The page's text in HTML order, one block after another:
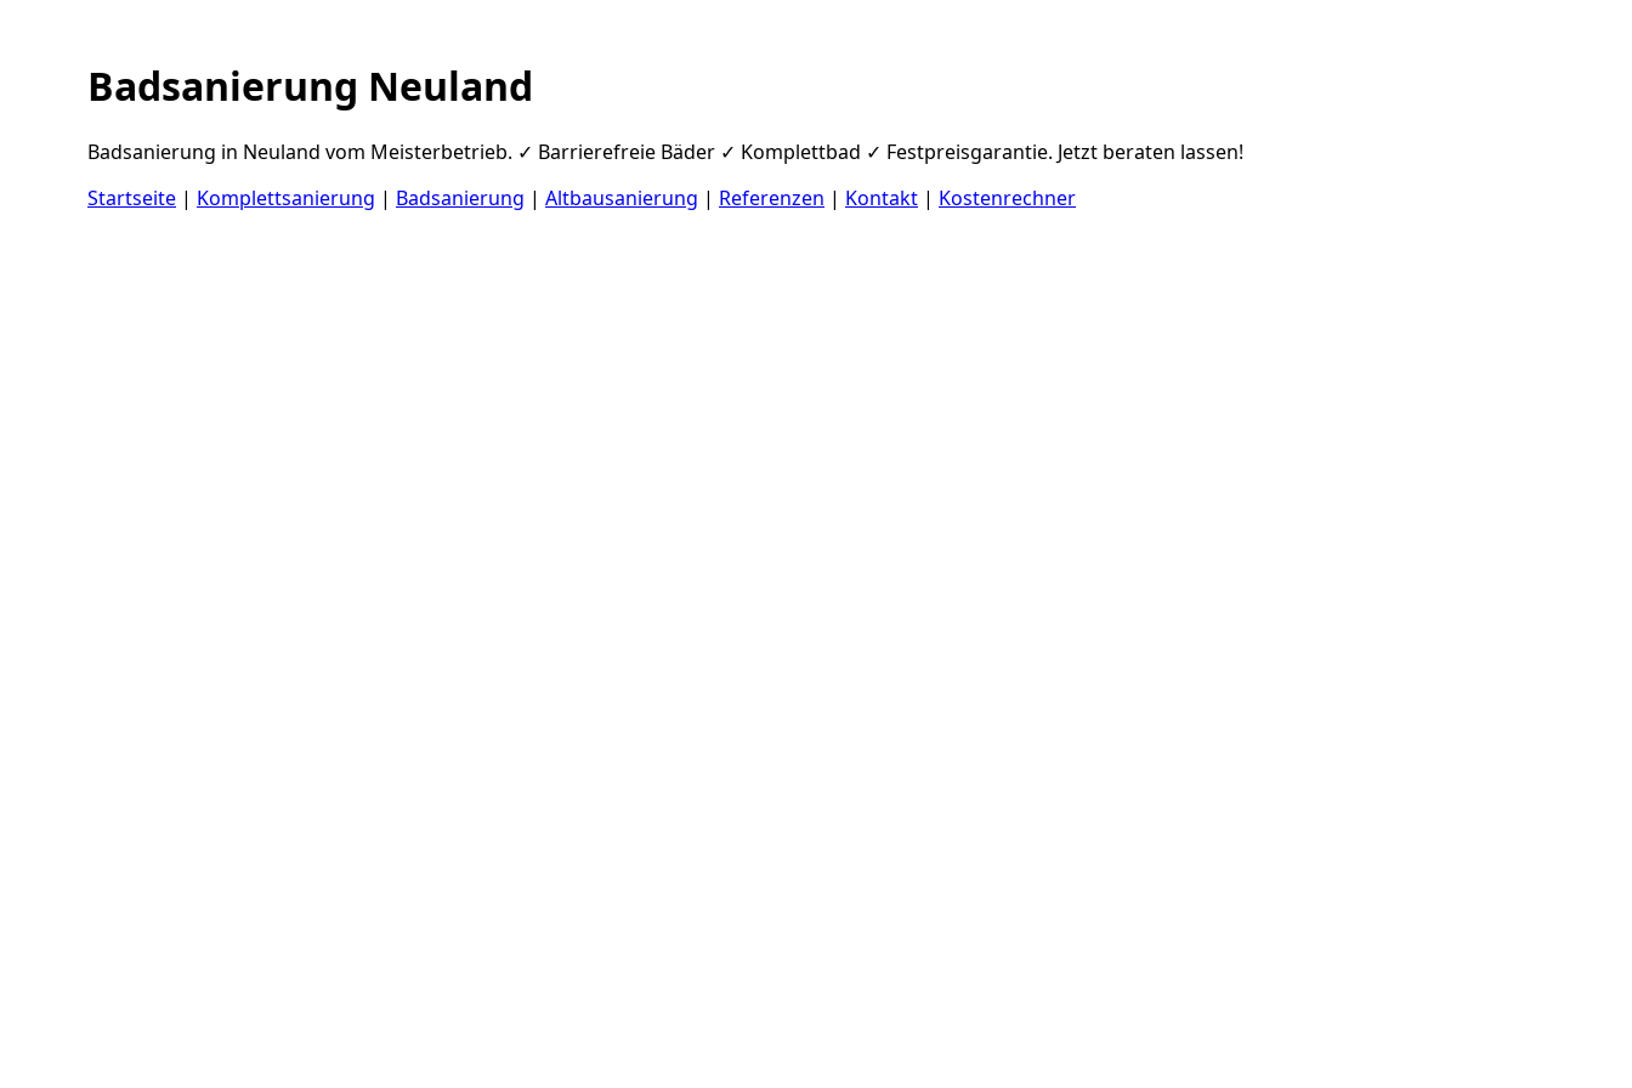
Badsanierung Neuland
Badsanierung in Neuland vom Meisterbetrieb. ✓ Barrierefreie Bäder ✓ Komplettbad ✓ Festpreisgarantie. Jetzt beraten lassen!
Startseite | Komplettsanierung | Badsanierung | Altbausanierung | Referenzen | Kontakt | Kostenrechner